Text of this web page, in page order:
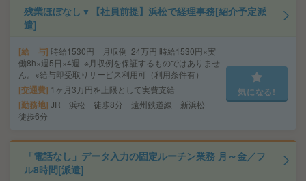
残業ほぼなし▼【社員前提】浜松で経理事務[紹介予定派
遣]
給 与 時給1530円 月収例 24万円 時給1530円×実
働8h×週5日×4週 ※月収例を保証するものではありませ
ん。※給与即受取りサービス利用可（利用条件有）
交通費 1ヶ月3万円を上限として実費支給
勤務地 JR 浜松 徒歩8分 遠州鉄道線 新浜松
徒歩6分
気になる!
「電話なし」データ入力の固定ルーチン業務 月～金／フ
ル8時間[派遣]